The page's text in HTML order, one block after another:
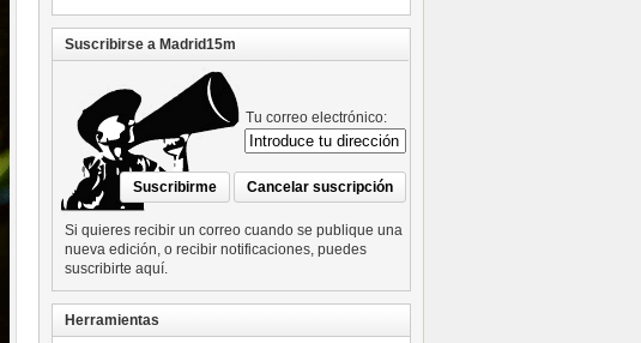
Suscribirse a Madrid15m
Tu correo electrónico:
Si quieres recibir un correo cuando se publique una
nueva edición, o recibir notificaciones, puedes
suscribirte aquí.
Herramientas